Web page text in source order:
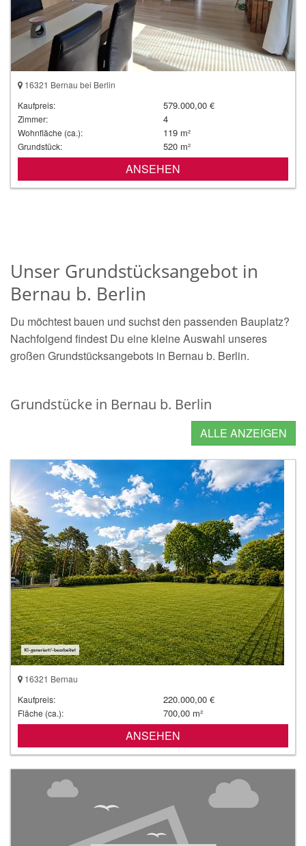
16321 Bernau bei Berlin
Kaufpreis:
579.000,00 €
Zimmer: 4
Wohnfläche (ca.): 119 m²
Grundstück: 520 m²
ANSEHEN
Unser Grundstücksangebot in
Bernau b. Berlin
Du möchtest bauen und suchst den passenden Bauplatz?
Nachfolgend findest Du eine kleine Auswahl unseres
großen Grundstücksangebots in Bernau b. Berlin.
Grundstücke in Bernau b. Berlin
ALLE ANZEIGEN
16321 Bernau
Kaufpreis:
220.000,00 €
Fläche (ca.): 700,00 m²
ANSEHEN